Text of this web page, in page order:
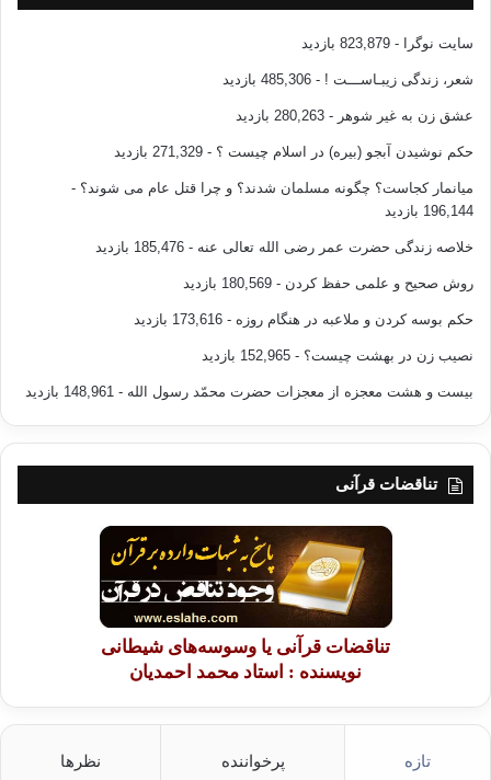
سایت نوگرا - 823,879 بازدید
شعر، زندگی زیبـاســـت ! - 485,306 بازدید
عشق زن به غیر شوهر - 280,263 بازدید
حکم نوشیدن آبجو (بیره) در اسلام چیست ؟ - 271,329 بازدید
میانمار کجاست؟ چگونه مسلمان شدند؟ و چرا قتل عام می شوند؟ -
196,144 بازدید
خلاصه زندگی حضرت عمر رضی الله تعالی عنه - 185,476 بازدید
روش صحیح و علمی حفظ کردن - 180,569 بازدید
حکم بوسه کردن و ملاعبه در هنگام روزه - 173,616 بازدید
نصیب زن در بهشت چیست؟ - 152,965 بازدید
بیست و هشت معجزه از معجزات حضرت محمّد رسول الله - 148,961 بازدید
تناقضات قرآنی
تناقضات قرآنی یا وسوسه‌های شیطانی
نویسنده : استاد محمد احمدیان
تازه پرخواننده نظرها